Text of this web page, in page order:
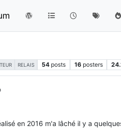
RELAIS 54 posts 16 posters
en 2016 m'a lâché il y a